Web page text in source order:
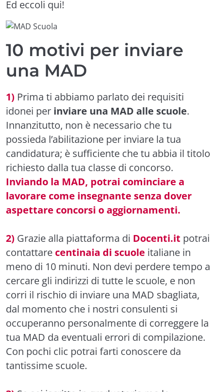
Ed eccoli qui!
10 motivi per inviare
una MAD
1) Prima ti abbiamo parlato dei requisiti
idonei per inviare una MAD alle scuole.
Innanzitutto, non è necessario che tu
possieda l’abilitazione per inviare la tua
candidatura; è sufficiente che tu abbia il titolo
richiesto dalla tua classe di concorso.
Inviando la MAD, potrai cominciare a
lavorare come insegnante senza dover
aspettare concorsi o aggiornamenti.
2) Grazie alla piattaforma di Docenti.it potrai
contattare centinaia di scuole italiane in
meno di 10 minuti. Non devi perdere tempo a
cercare gli indirizzi di tutte le scuole, e non
corri il rischio di inviare una MAD sbagliata,
dal momento che i nostri consulenti si
occuperanno personalmente di correggere la
tua MAD da eventuali errori di compilazione.
Con pochi clic potrai farti conoscere da
tantissime scuole.